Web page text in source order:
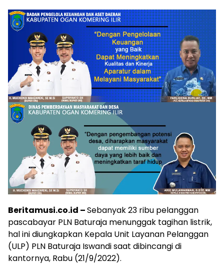
Beritamusi.co.id –Sebanyak 23 ribu pelanggan
pascabayar PLN Baturaja menunggak tagihan listrik,
hal ini diungkapkan Kepala Unit Layanan Pelanggan
(ULP) PLN Baturaja Iswandi saat dibincangi di
kantornya, Rabu (21/9/2022).